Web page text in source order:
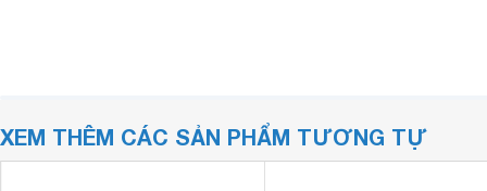
XEM THÊM CÁC SẢN PHẨM TƯƠNG TỰ